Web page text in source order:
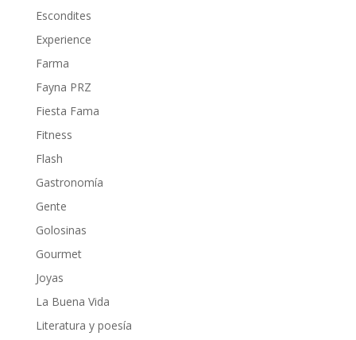
Escondites
Experience
Farma
Fayna PRZ
Fiesta Fama
Fitness
Flash
Gastronomía
Gente
Golosinas
Gourmet
Joyas
La Buena Vida
Literatura y poesía